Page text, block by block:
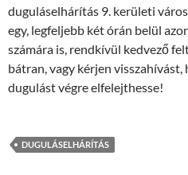
duguláselhárítás 9. kerületi
egy, legfeljebb két órán belül
számára is, rendkívül kedvező
bátran, vagy kérjen
dugulást végre elfelejthesse!
DUGULÁSELHÁRÍTÁS